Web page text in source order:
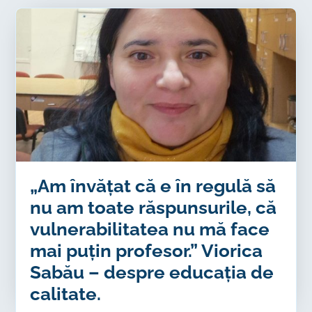
„Am învățat că e în regulă să
nu am toate răspunsurile, că
vulnerabilitatea nu mă face
mai puțin profesor.” Viorica
Sabău – despre educația de
calitate.